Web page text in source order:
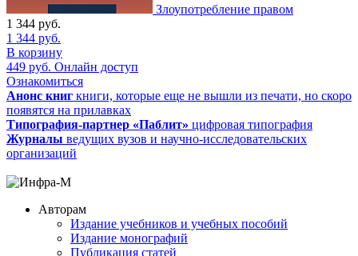
Злоупотребление правом
1 344 руб.
1 344 руб.
В корзину
449 руб. Онлайн доступ
Ознакомиться
Анонс книг книги, которые еще не вышли из печати, но скоро
появятся на прилавках
Типография-партнер «Паблит» цифровая типография
Журналы ведущих вузов и научно-исследовательских
организаций
Авторам
Издание учебников и учебных пособий
Издание монографий
Публикация статей